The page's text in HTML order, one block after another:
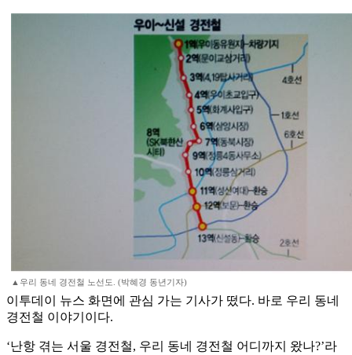
▲우리 동네 경전철 노선도. (박혜경 동년기자)
이투데이 뉴스 화면에 관심 가는 기사가 떴다. 바로 우리 동네
경전철 이야기이다.
‘난항 겪는 서울 경전철, 우리 동네 경전철 어디까지 왔나?’라